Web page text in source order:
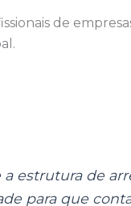
de
estrutura de
para que